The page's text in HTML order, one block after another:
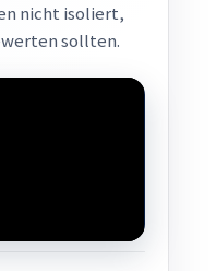
nicht isoliert,
sollten.